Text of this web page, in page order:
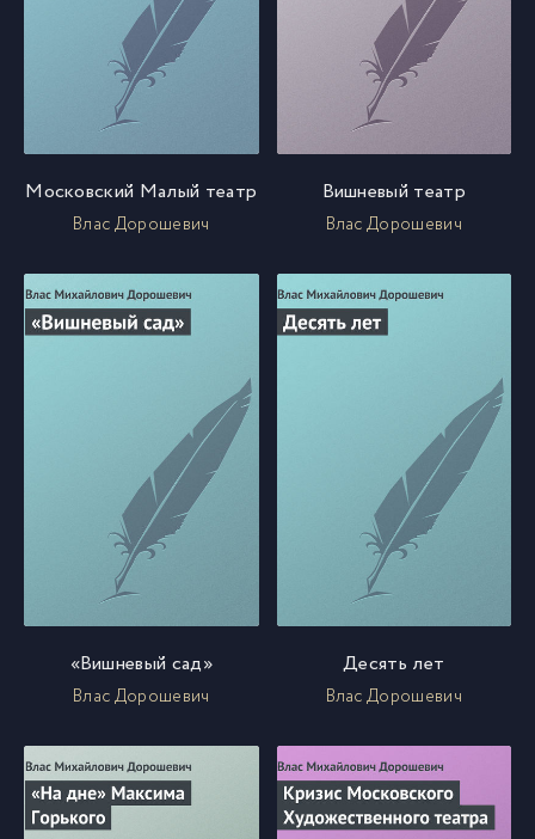
Московский Малый театр
Влас Дорошевич
Вишневый театр
Влас Дорошевич
«Вишневый сад»
Влас Дорошевич
Десять лет
Влас Дорошевич